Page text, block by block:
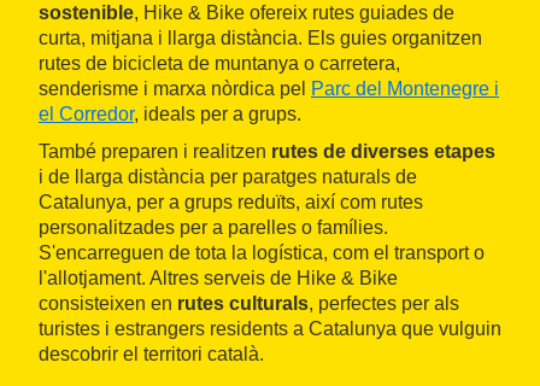
sostenible, Hike & Bike ofereix rutes guiades de
curta, mitjana i llarga distància. Els guies organitzen
rutes de bicicleta de muntanya o carretera,
senderisme i marxa nòrdica pel Parc del Montenegre i
el Corredor, ideals per a grups.
També preparen i realitzen rutes de diverses etapes
i de llarga distància per paratges naturals de
Catalunya, per a grups reduïts, així com rutes
personalitzades per a parelles o famílies.
S'encarreguen de tota la logística, com el transport o
l'allotjament. Altres serveis de Hike & Bike
consisteixen en rutes culturals, perfectes per als
turistes i estrangers residents a Catalunya que vulguin
descobrir el territori català.